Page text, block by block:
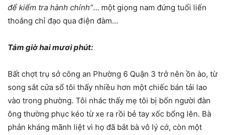
để kiểm tra hành chính”… một giọng nam đứng tuổi liến
thoắng chỉ đạo qua điện đàm…
Tám giờ hai mươi phút:
Bất chợt trụ sở công an Phường 6 Quận 3 trở nên ồn ào, từ
song sắt cửa sổ tôi thấy nhiều hơn một chiếc bán tải lao
vào trong phường. Tôi nhác thấy mẹ tôi bị bốn người đàn
ông thường phục kéo từ xe ra rồi bẻ tay xốc bổng lên. Bà
phản kháng mãnh liệt vì họ đã bắt bà vô lý cớ, còn một